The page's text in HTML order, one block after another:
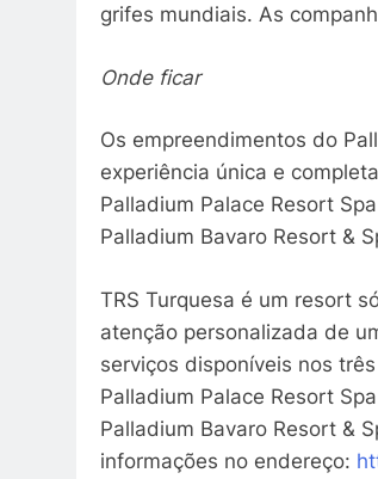
grifes mundiais. As
Onde ficar
Os empreendimentos do
experiência única e
Palladium Palace Resort
Palladium Bavaro Resort &
TRS Turquesa é um resort
atenção personalizada de
serviços disponíveis nos
Palladium Palace Resort
Palladium Bavaro Resort &
informações no endereço: